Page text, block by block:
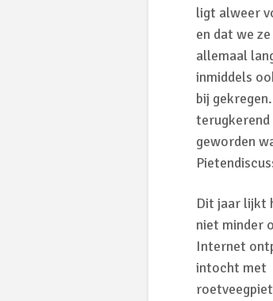
ligt alweer
en dat we ze
allemaal
inmiddels
bij
terugkerend
geworden
Dit jaar lijkt
niet minder
Internet
intocht met